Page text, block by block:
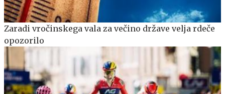
Zaradi vročinskega vala za večino države velja rdeče
opozorilo